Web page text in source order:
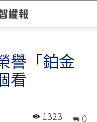
譽「鉑金
看
0
1323